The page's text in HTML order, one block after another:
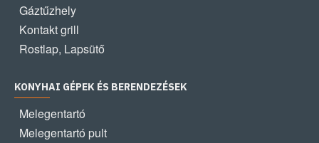
Gáztűzhely
Kontakt grill
Rostlap, Lapsütő
KONYHAI GÉPEK ÉS BERENDEZÉSEK
Melegentartó
Melegentartó pult